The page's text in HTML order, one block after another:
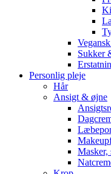
Sukker
Personlig pleje
Hår
Ansigt & øjne